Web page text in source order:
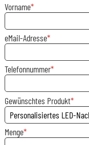
Vorname
eMail-Adresse
Telefonnummer
Gewünschtes Produkt
Menge